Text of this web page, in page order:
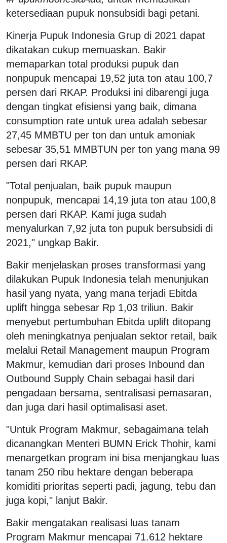
ketersediaan pupuk nonsubsidi bagi petani.
Kinerja Pupuk Indonesia Grup di 2021 dapat
dikatakan cukup memuaskan. Bakir
memaparkan total produksi pupuk dan
nonpupuk mencapai 19,52 juta ton atau 100,7
persen dari RKAP. Produksi ini dibarengi juga
dengan tingkat efisiensi yang baik, dimana
consumption rate untuk urea adalah sebesar
27,45 MMBTU per ton dan untuk amoniak
sebesar 35,51 MMBTUN per ton yang mana 99
persen dari RKAP.
"Total penjualan, baik pupuk maupun
nonpupuk, mencapai 14,19 juta ton atau 100,8
persen dari RKAP. Kami juga sudah
menyalurkan 7,92 juta ton pupuk bersubsidi di
2021," ungkap Bakir.
Bakir menjelaskan proses transformasi yang
dilakukan Pupuk Indonesia telah menunjukan
hasil yang nyata, yang mana terjadi Ebitda
uplift hingga sebesar Rp 1,03 triliun. Bakir
menyebut pertumbuhan Ebitda uplift ditopang
oleh meningkatnya penjualan sektor retail, baik
melalui Retail Management maupun Program
Makmur, kemudian dari proses Inbound dan
Outbound Supply Chain sebagai hasil dari
pengadaan bersama, sentralisasi pemasaran,
dan juga dari hasil optimalisasi aset.
"Untuk Program Makmur, sebagaimana telah
dicanangkan Menteri BUMN Erick Thohir, kami
menargetkan program ini bisa menjangkau luas
tanam 250 ribu hektare dengan beberapa
komiditi prioritas seperti padi, jagung, tebu dan
juga kopi," lanjut Bakir.
Bakir mengatakan realisasi luas tanam
Program Makmur mencapai 71.612 hektare